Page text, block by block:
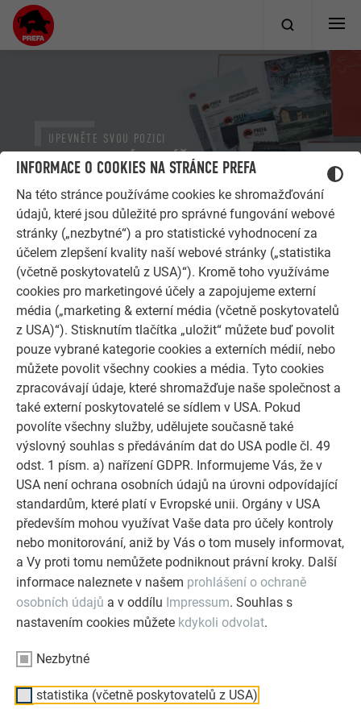
INFORMACE O COOKIES NA STRÁNCE PREFA
Na této stránce používáme cookies ke shromažďování
údajů, které jsou důležité pro správné fungování webové
stránky („nezbytné“) a pro statistické vyhodnocení za
účelem zlepšení kvality naší webové stránky („statistika
(včetně poskytovatelů z USA)“). Kromě toho využíváme
cookies pro marketingové účely a zapojujeme externí
média („marketing & externí média (včetně poskytovatelů
z USA)“). Stisknutím tlačítka „uložit“ můžete buď povolit
pouze vybrané kategorie cookies a externích médií, nebo
můžete povolit všechny cookies a média. Tyto cookies
zpracovávají údaje, které shromažďuje naše společnost a
také externí poskytovatelé se sídlem v USA. Pokud
povolíte všechny služby, udělujete současně také
výslovný souhlas s předáváním dat do USA podle čl. 49
odst. 1 písm. a) nařízení GDPR. Informujeme Vás, že v
USA není ochrana osobních údajů na úrovni odpovídající
standardům, které platí v Evropské unii. Orgány v USA
především mohou využívat Vaše data pro účely kontroly
nebo monitorování, aniž by Vás o tom musely informovat,
a Vy proti tomu nemůžete podniknout právní kroky. Další
informace naleznete v našem prohlášení o ochraně
osobních údajů a v oddílu Impressum. Souhlas s
nastavením cookies můžete kdykoli odvolat.
Nezbytné
statistika (včetně poskytovatelů z USA)
PARTNERSKÝ BALÍČEK PREFA
UPEVNĚTE SVOU POZICI
Home
Pro realizační firmy
Propagační materiály, logo, vzorová objednávka
Partnerský balíček PREFA
Abyste byli silnější, nabízíme Vám velký výběr reklamních
materiálů, které můžete pro svůj podnik objednat a používat.
Vlajky, světelná loga, transparenty, prospekty, reklamní
předměty atd. – určete si podle svých potřeb a možností,
jaké reklamní materiály chcete používat. Zvyšte svůj obrat.
Naše image je ve znamení býka a těží z toho. Využijte
vysokou úroveň povědomí o značce PREFA pro svůj podnik.
Díky PREFA jako partnerovi je Vaše nabídka silná a Vy jste
součástí nejznámější značky střechy.
Zajímáte se o společné reklamní aktivity s námi?
Kontaktujte svého
odborného poradce PREFA.
RODINNÝ PODNIK | PREFA
O nás
Pro tisk
POMŮŽEME VÁM
Otázky a odpovědi
Nabídka na míru